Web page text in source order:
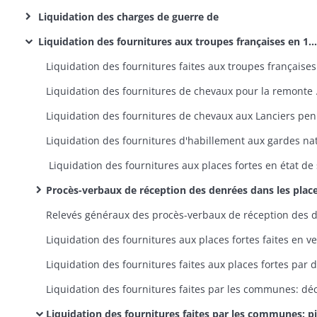
Liquidation des charges de guerre de
Liquidation des fournitures aux troupes françaises en 1815
Liquidation des fournitures de chevaux pour la remonte du train d'artillerie et de la cavalerie légère pendant les Cent Jours
Procès-verbaux de réception des denrées dans les places fortes en 1815
Liquidation des fournitures faites par les communes: pièces justificatives et correspondance annexe (classement par canton)